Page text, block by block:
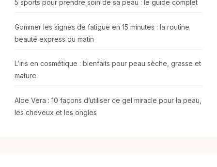
5 sports pour prendre soin de sa peau : le guide complet
Gommer les signes de fatigue en 15 minutes : la routine
beauté express du matin
L’iris en cosmétique : bienfaits pour peau sèche, grasse et
mature
Aloe Vera : 10 façons d’utiliser ce gel miracle pour la peau,
les cheveux et les ongles